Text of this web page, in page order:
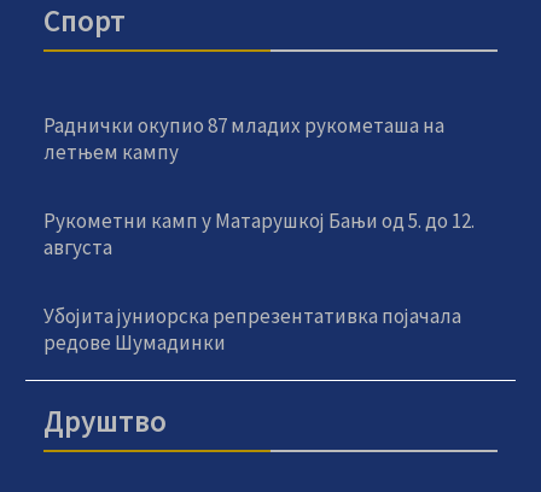
Спорт
Раднички окупио 87 младих рукометаша на
летњем кампу
Рукометни камп у Матарушкој Бањи од 5. до 12.
августа
Убојита јуниорска репрезентативка појачала
редове Шумадинки
Друштво